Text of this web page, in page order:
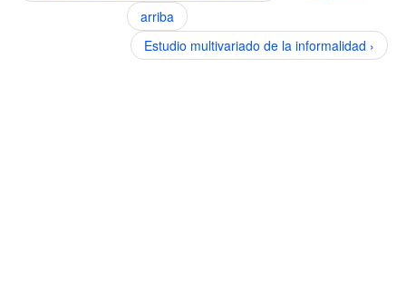
arriba
Estudio multivariado de la informalidad ›